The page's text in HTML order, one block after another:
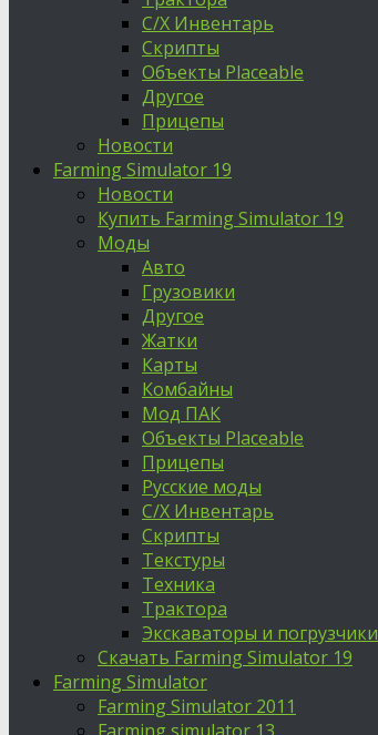
С/Х Инвентарь
Скрипты
Объекты Placeable
Другое
Прицепы
Новости
Farming Simulator 19
Новости
Купить Farming Simulator 19
Моды
Авто
Грузовики
Другое
Жатки
Карты
Комбайны
Мод ПАК
Объекты Placeable
Прицепы
Русские моды
С/Х Инвентарь
Скрипты
Текстуры
Техника
Трактора
Экскаваторы и погрузчики
Скачать Farming Simulator 19
Farming Simulator
Farming Simulator 2011